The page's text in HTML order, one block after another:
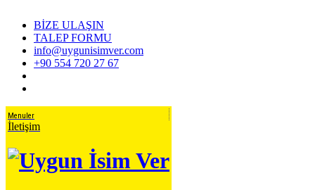
BİZE ULAŞIN
TALEP FORMU
info@uygunisimver.com
+90 554 720 27 67
Menuler
İletişim